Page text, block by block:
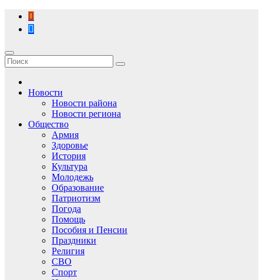
Перейти
содержимому
Новости
Новости района
Новости региона
Общество
Армия
Здоровье
История
Культура
Молодежь
Образование
Патриотизм
Погода
Помощь
Пособия и Пенсии
Праздники
Религия
СВО
Спорт